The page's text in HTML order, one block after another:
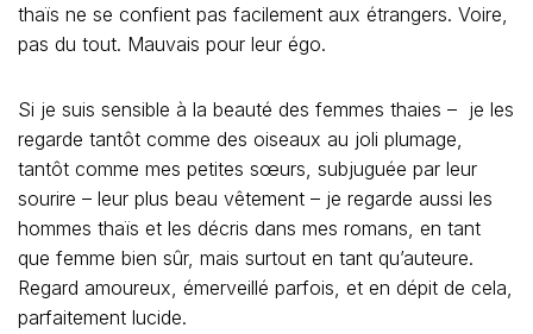
thaïs ne se confient pas facilement aux étrangers. Voire,
pas du tout. Mauvais pour leur égo.
Si je suis sensible à la beauté des femmes thaies – je les
regarde tantôt comme des oiseaux au joli plumage,
tantôt comme mes petites sœurs, subjuguée par leur
sourire – leur plus beau vêtement – je regarde aussi les
hommes thaïs et les décris dans mes romans, en tant
que femme bien sûr, mais surtout en tant qu’auteure.
Regard amoureux, émerveillé parfois, et en dépit de cela,
parfaitement lucide.